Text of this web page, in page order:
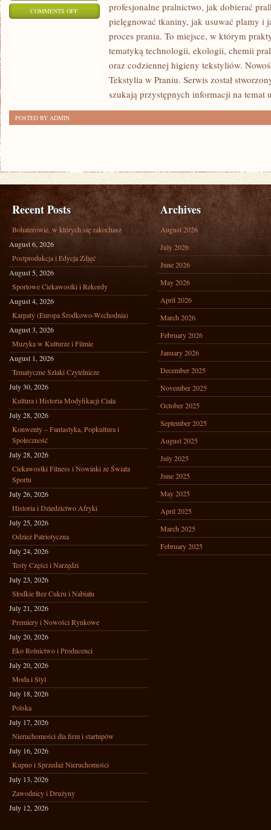
COMMENTS OFFON
URZĄDZENIA
PRALNICZE
profesjonalne pralnictwo, jak dobierać
pielęgnować tkaniny, jak usuwać plamy i
proces prania. To miejsce, w którym
tematyką technologii, ekologii, chemii
oraz codziennej higieny tekstyliów.
Tekstylia w Praniu. Serwis został
szukają przystępnych informacji na temat
POSTED BY ADMIN
Recent Posts
Bohaterowie, w których się zakochasz
August 6, 2026
Postprodukcja i Edycja Zdjęć
August 5, 2026
Sportowe Ciekawostki i Rekordy
August 4, 2026
Karpaty (Europa Środkowo-Wschodnia)
August 3, 2026
Muzyka w Kulturze i Filmie
August 1, 2026
Tematyczne Szlaki Czytelnicze
July 30, 2026
Kultura i Historia Modyfikacji Ciała
July 28, 2026
Konwenty – Fantastyka, Popkultura i
Społeczność
July 28, 2026
Ciekawostki Fitness i Nowinki ze Świata
Sportu
July 26, 2026
Historia i Dziedzictwo Afryki
July 25, 2026
Odzież Patriotyczna
July 24, 2026
Testy Części i Narzędzi
July 23, 2026
Słodkie Bez Cukru i Nabiału
July 21, 2026
Premiery i Nowości Rynkowe
July 20, 2026
Eko Rolnictwo i Producenci
July 20, 2026
Moda i Styl
July 18, 2026
Polska
July 17, 2026
Nieruchomości dla firm i startupów
July 16, 2026
Kupno i Sprzedaż Nieruchomości
July 13, 2026
Zawodnicy i Drużyny
July 12, 2026
Archives
August 2026
July 2026
June 2026
May 2026
April 2026
March 2026
February 2026
January 2026
December 2025
November 2025
October 2025
September 2025
August 2025
July 2025
June 2025
May 2025
April 2025
March 2025
February 2025